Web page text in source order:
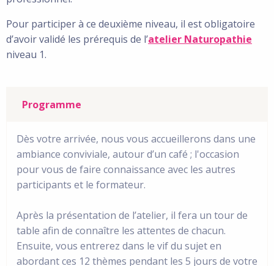
Pour participer à ce deuxième niveau, il est obligatoire
d’avoir validé les prérequis de l’atelier Naturopathie
niveau 1.
Programme
Dès votre arrivée, nous vous accueillerons dans une
ambiance conviviale, autour d’un café ; l'occasion
pour vous de faire connaissance avec les autres
participants et le formateur.
Après la présentation de l’atelier, il fera un tour de
table afin de connaître les attentes de chacun.
Ensuite, vous entrerez dans le vif du sujet en
abordant ces 12 thèmes pendant les 5 jours de votre